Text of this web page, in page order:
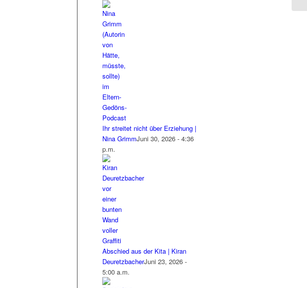
Ihr streitet nicht über Erziehung |
Nina GrimmJuni 30, 2026 - 4:36
p.m.
Abschied aus der Kita | Kiran
DeuretzbacherJuni 23, 2026 -
5:00 a.m.